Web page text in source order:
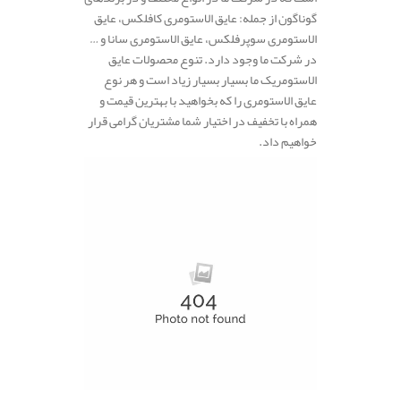
گوناگون از جمله: عایق الاستومری کافلکس، عایق
الاستومری سوپرفلکس، عایق الاستومری سانا و …
در شرکت ما وجود دارد. تنوع محصولات عایق
الاستومریک ما بسیار بسیار زیاد است و هر نوع
عایق الاستومری را که بخواهید با بهترین قیمت و
همراه با تخفیف در اختیار شما مشتریان گرامی قرار
خواهیم داد.